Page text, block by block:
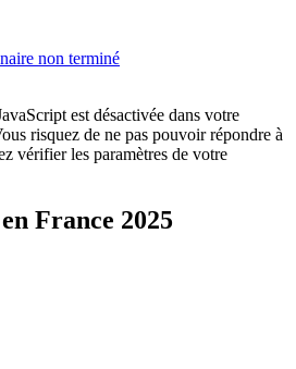
non terminé
est désactivée dans votre
risquez de ne pas pouvoir répondre à
vérifier les paramètres de votre
France 2025